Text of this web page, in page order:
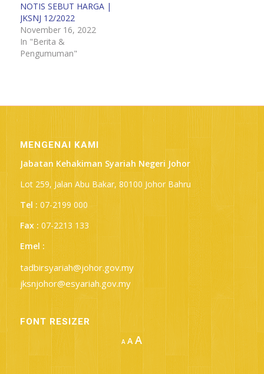
NOTIS SEBUT HARGA |
JKSNJ 12/2022
November 16, 2022
In "Berita &
Pengumuman"
MENGENAI KAMI
Jabatan Kehakiman Syariah Negeri Johor
Lot 259, Jalan Abu Bakar, 80100 Johor Bahru
Tel : 07-2199 000
Fax : 07-2213 133
Emel :
tadbirsyariah@johor.gov.my
jksnjohor@esyariah.gov.my
FONT RESIZER
A Decrease
A Reset
font
size.
AIncrease
size.